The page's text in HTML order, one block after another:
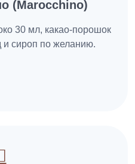
(Marocchino)
30 мл, какао-порошок
и сироп по желанию.